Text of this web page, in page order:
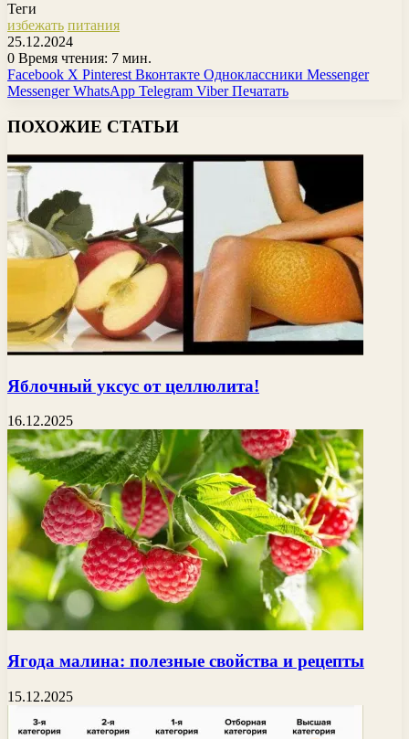
Теги
избежать питания
25.12.2024
0 Время чтения: 7 мин.
Facebook X Pinterest Вконтакте Одноклассники Messenger
Messenger WhatsApp Telegram Viber Печатать
ПОХОЖИЕ СТАТЬИ
Яблочный уксус от целлюлита!
16.12.2025
Ягода малина: полезные свойства и рецепты
15.12.2025